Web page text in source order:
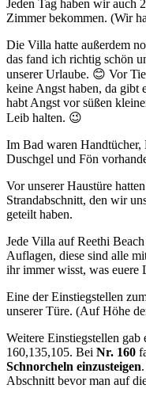
Jeden Tag haben wir auch
Zimmer bekommen. (Wir
Die Villa hatte außerdem
das fand ich richtig schön
unserer Urlaube. 😊 Vor
keine Angst haben, da gibt
habt Angst vor süßen
Leib halten. 😉
Im Bad waren
Duschgel und Fön
Vor unserer Haustüre
Strandabschnitt, den wir
geteilt haben.
Jede Villa auf Reethi
Auflagen, diese sind alle
ihr immer wisst, was euere
Eine der Einstiegstellen
unserer Türe. (Auf Höhe
Weitere Einstiegstellen
160,135,105. Bei Nr. 160
Schnorcheln einzusteigen
Abschnitt bevor man auf